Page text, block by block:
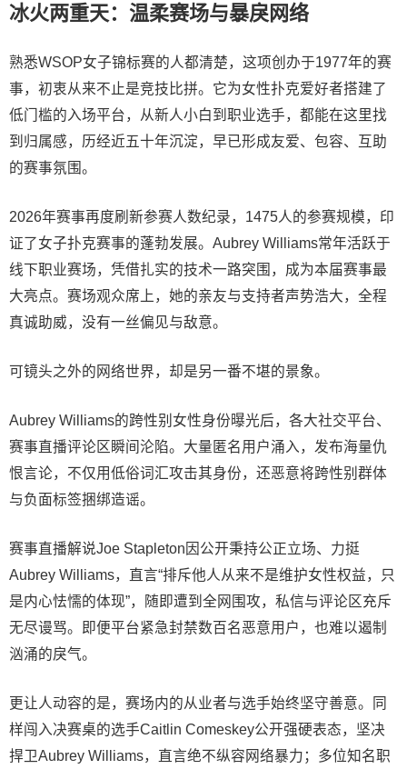
冰火两重天：温柔赛场与暴戾网络
熟悉WSOP女子锦标赛的人都清楚，这项创办于1977年的赛
事，初衷从来不止是竞技比拼。它为女性扑克爱好者搭建了
低门槛的入场平台，从新人小白到职业选手，都能在这里找
到归属感，历经近五十年沉淀，早已形成友爱、包容、互助
的赛事氛围。
2026年赛事再度刷新参赛人数纪录，1475人的参赛规模，印
证了女子扑克赛事的蓬勃发展。Aubrey Williams常年活跃于
线下职业赛场，凭借扎实的技术一路突围，成为本届赛事最
大亮点。赛场观众席上，她的亲友与支持者声势浩大，全程
真诚助威，没有一丝偏见与敌意。
可镜头之外的网络世界，却是另一番不堪的景象。
Aubrey Williams的跨性别女性身份曝光后，各大社交平台、
赛事直播评论区瞬间沦陷。大量匿名用户涌入，发布海量仇
恨言论，不仅用低俗词汇攻击其身份，还恶意将跨性别群体
与负面标签捆绑造谣。
赛事直播解说Joe Stapleton因公开秉持公正立场、力挺
Aubrey Williams，直言“排斥他人从来不是维护女性权益，只
是内心怯懦的体现”，随即遭到全网围攻，私信与评论区充斥
无尽谩骂。即便平台紧急封禁数百名恶意用户，也难以遏制
汹涌的戾气。
更让人动容的是，赛场内的从业者与选手始终坚守善意。同
样闯入决赛桌的选手Caitlin Comeskey公开强硬表态，坚决
捍卫Aubrey Williams，直言绝不纵容网络暴力；多位知名职